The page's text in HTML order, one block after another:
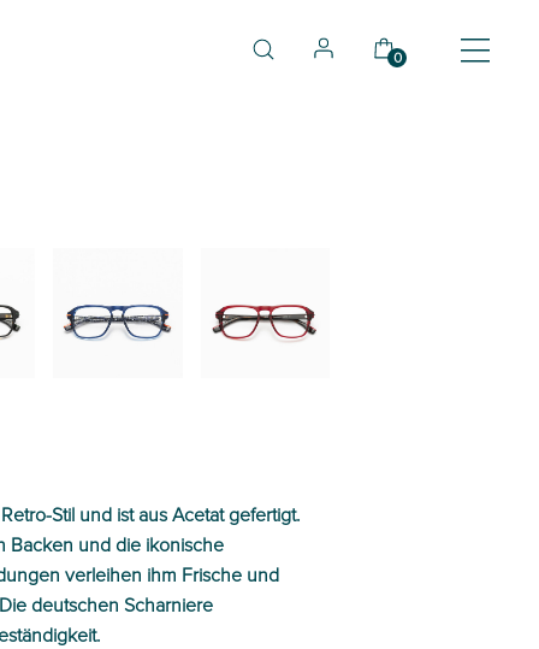
0
Stil und ist aus Acetat gefertigt.
Backen und die ikonische
verleihen ihm Frische und
deutschen Scharniere